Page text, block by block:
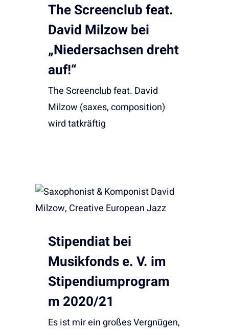
The Screenclub feat.
David Milzow bei
„Niedersachsen dreht
auf!“
The Screenclub feat. David
Milzow (saxes, composition)
wird tatkräftig
Stipendiat bei
Musikfonds e. V. im
Stipendiumprogram
m 2020/21
Es ist mir ein großes Vergnügen,